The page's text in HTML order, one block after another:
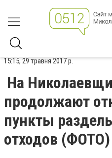
15:15, 29 травня 2017 р.
На
продолжают
пункты
отходов (ФОТО)